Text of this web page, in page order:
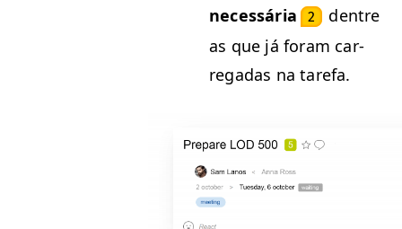
necessária
2
den­tre
as que já foram car­
regadas na tarefa.